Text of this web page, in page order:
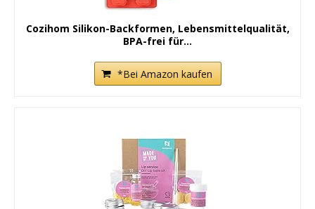
Cozihom Silikon-Backformen, Lebensmittelqualität,
BPA-frei für...
*Bei Amazon kaufen